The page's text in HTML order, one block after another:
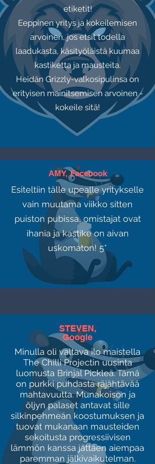
etiketit!
Eeppinen yritys ja kokeilemisen
arvoinen, jos etsit todella
laadukasta, käsityöläistä kuumaa
kastiketta ja mausteita.
Heidän Grizzly-valkosipulinsa on
erityisen mainitsemisen arvoinen -
kokeile sitä!
AMY, Facebook
Esiteltiin tälle upealle yritykselle
vain muutama viikko sitten
puiston pubissa, omistajat ovat
ihania ja kastike on aivan
uskomaton! 5*
STEVEN,
Google
Minulla oli valtava ilo maistella
The Chilli Projectin uusinta
luomusta Brinjal Pickleä. Tämä
on purkki puhdasta räjähtävää
mahtavuutta. Munakoison ja
öljyn palaset antavat sille
silkinpehmeän koostumuksen ja
tuovat mukanaan mausteiden
sekoitusta progressiivisen
lämmön kanssa jättäen aiempaa
paremman jälkivaikutelman.